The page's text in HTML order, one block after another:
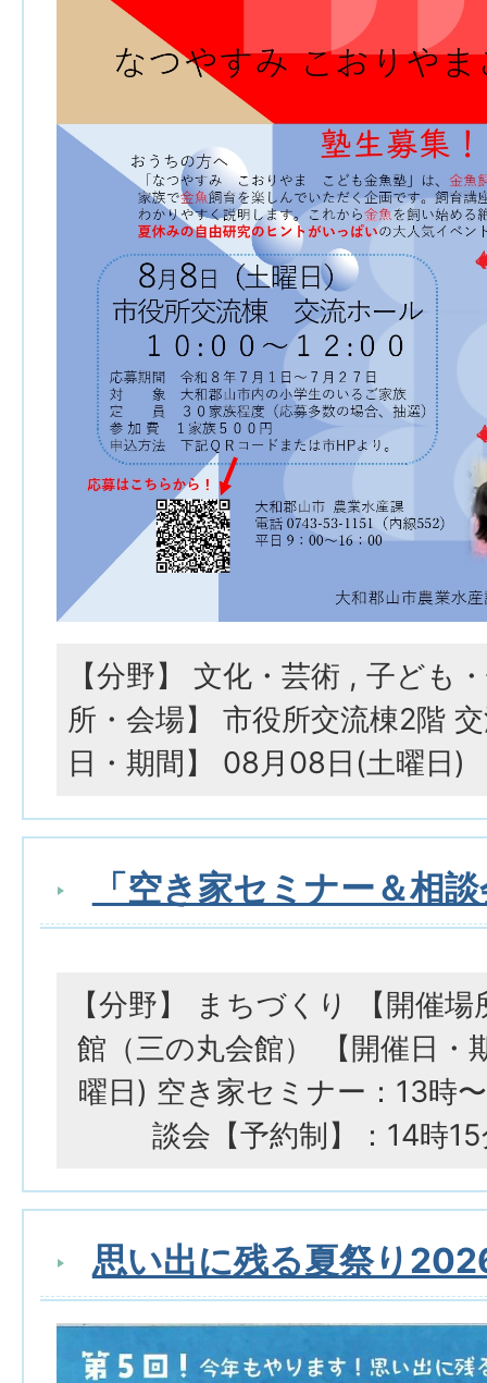
【分野】 文化・芸術 , 子ども
所・会場】 市役所交流棟2階
日・期間】 08月08日(土曜日)
「空き家セミナー＆相
【分野】 まちづくり 【開催
館（三の丸会館） 【開催日・
曜日) 空き家セミナー：13時
談会【予約制】：14時
思い出に残る夏祭り